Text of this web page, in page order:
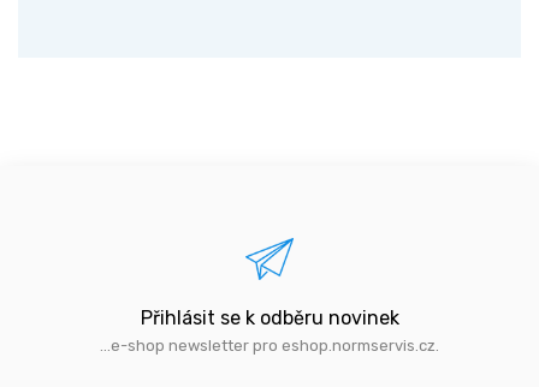
Přihlásit se k odběru novinek
...e-shop newsletter pro eshop.normservis.cz.